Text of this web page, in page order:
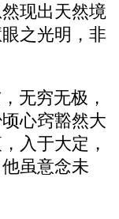
现出天然境
之光明，非
无穷无极，
心窍豁然大
入于大定，
虽意念未